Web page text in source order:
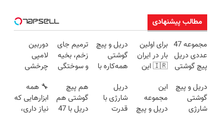
مطالب پیشنهادی
مجموعه 47
عددی دریل
پیچ گوشتی
(تخفیف به
مدت
محدود)
برای اولین
بار در ایران
🇮🇷 این
ترمیم کننده
23 روزه
ساخت!
دریل و پیچ
گوشتی
همه‌کاره با
هوشمند ⚙️
(نصف
قیمت بازار
ترمیم جای
زخم، بخیه
و سوختگی
هفته!!😍
دوربین
لامپی
چرخشی
فقط امروز
حراج شد🔥
پرداخت
دریل و پیچ
گوشتی
شارژی
این
مجموعه
دریل و پیچ
دریل
شارژی با
قدرت
هم پیچ
گوشتی هم
دریل با 47
🔧 همه
ابزارهایی که
نیاز داری،